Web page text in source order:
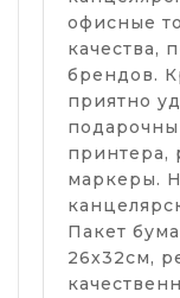
офисные
качества,
брендов.
приятно
принтера,
маркеры.
Пакет
26х32см,